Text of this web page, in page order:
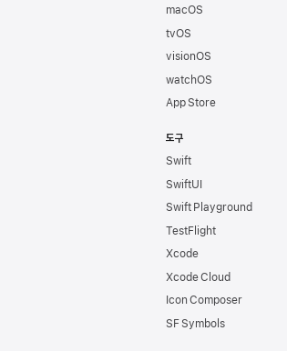
macOS
tvOS
visionOS
watchOS
App Store
도구
Swift
SwiftUI
Swift Playground
TestFlight
Xcode
Xcode Cloud
Icon Composer
SF Symbols